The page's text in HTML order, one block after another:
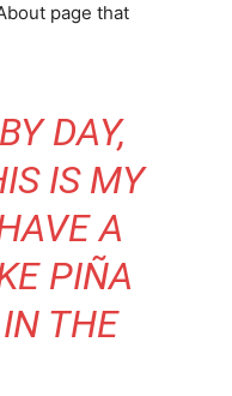
IN
page that
DAY,
IS MY
A
PIÑA
THE